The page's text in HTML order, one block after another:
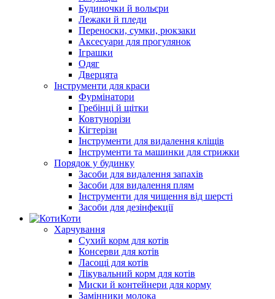
Будиночки й вольєри
Лежаки й пледи
Переноски, сумки, рюкзаки
Аксесуари для прогулянок
Іграшки
Одяг
Дверцята
Інструменти для краси
Фурмінатори
Гребінці й щітки
Ковтунорізи
Кігтерізи
Інструменти для видалення кліщів
Інструменти та машинки для стрижки
Порядок у будинку
Засоби для видалення запахів
Засоби для видалення плям
Інструменти для чищення від шерсті
Засоби для дезінфекції
Коти
Харчування
Сухий корм для котів
Консерви для котів
Ласощі для котів
Лікувальний корм для котів
Миски й контейнери для корму
Замінники молока